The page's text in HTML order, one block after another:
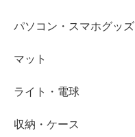
パソコン・スマホグッズ
マット
ライト・電球
収納・ケース